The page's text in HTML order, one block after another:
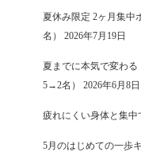
夏休み限定 2ヶ月集中
名）
2026年7月19日
夏までに本気で変わ
5→2名）
2026年6月8日
疲れにくい身体と集中
5月のはじめての一歩